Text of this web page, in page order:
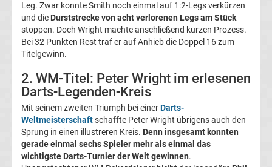
&
Infos
Telekom
Eishockey
live
im
Leg. Zwar konnte Smith noch einmal auf 1:2-Legs verkürzen
und die Durststrecke von acht verlorenen Legs am Stück
stoppen. Doch Wright machte anschließend kurzen Prozess.
Bei 32 Punkten Rest traf er auf Anhieb die Doppel 16 zum
Titelgewinn.
2. WM-Titel: Peter Wright im erlesenen
Darts-Legenden-Kreis
Mit seinem zweiten Triumph bei einerDarts-
Weltmeisterschaftschaffte Peter Wright übrigens auch den
Sprung in einen illustreren Kreis. Denn insgesamt konnten
gerade einmal sechs Spieler mehr als einmal das
wichtigste Darts-Turnier der Welt gewinnen.